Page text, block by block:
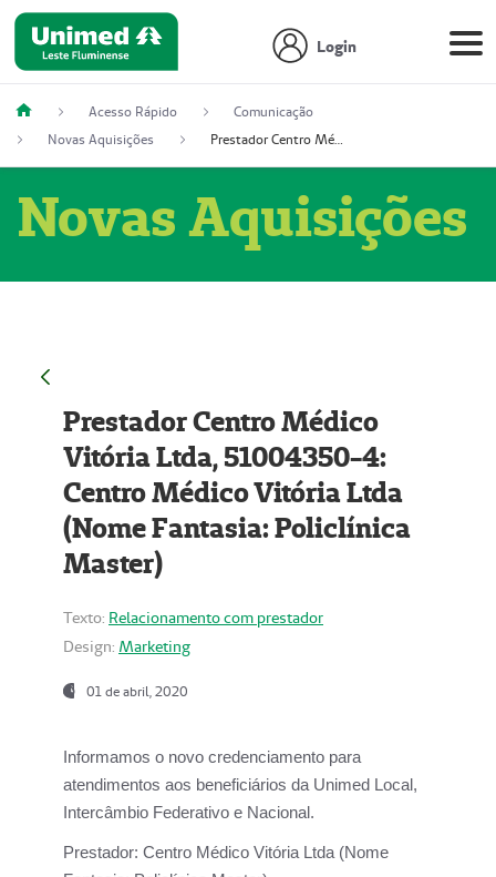
Login
Acesso Rápido
Comunicação
Novas Aquisições
Prestador Centro Médico Vitória Ltda, 51004350-4: Centro Médico Vitória Ltda (Nome Fantasia: Policlínica Master)
Novas Aquisições
Prestador Centro Médico
Vitória Ltda, 51004350-4:
Centro Médico Vitória Ltda
(Nome Fantasia: Policlínica
Master)
Texto: Relacionamento com prestador
Design: Marketing
01 de abril, 2020
Informamos o novo credenciamento para
atendimentos aos beneficiários da Unimed Local,
Intercâmbio Federativo e Nacional.
Prestador: Centro Médico Vitória Ltda (Nome